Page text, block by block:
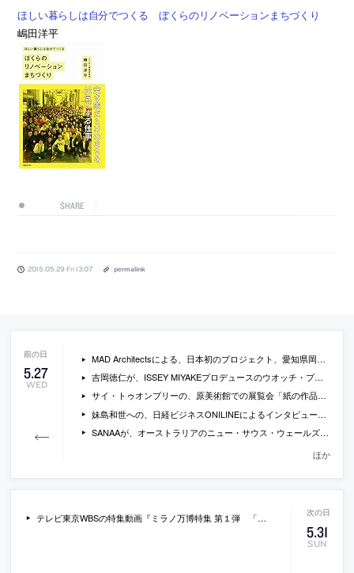
ほしい暮らしは自分でつくる ぼくらのリノベーションまちづくり
嶋田洋平
SHARE
2015.05.29 Fri 13:07 permalink
5.27
WED
MAD Architectsによる、日本初のプロジェクト、愛知県岡崎市の住居兼幼稚園「クローバーハウス」
吉岡徳仁が、ISSEY MIYAKEプロデュースのウオッチ・プロジェクトのためにデザインした腕時計「V」
サイ・トゥオンブリーの、原美術館での展覧会「紙の作品、50年の軌跡」の会場写真など
妹島和世への、日経ビジネスONILINEによるインタビュー連載の3回目「クリエイティブで食べていく、経営と現場」
SANAAが、オーストラリアのニュー・サウス・ウェールズ州立美術館の増築を手掛ける事に
ほか
5.31
SUN
テレビ東京WBSの特集動画『ミラノ万博特集 第１弾 「食」の未来はスローかファストか』